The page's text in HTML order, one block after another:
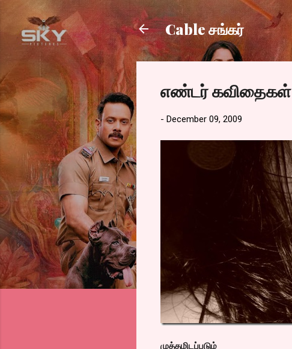
Cable சங்கர்
எண்டர் கவிதைகள்
- December 09, 2009
முத்தமிடப்படும்